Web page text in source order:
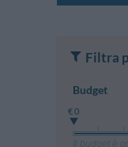
Filtra
Budget
€ 0
Il budget è